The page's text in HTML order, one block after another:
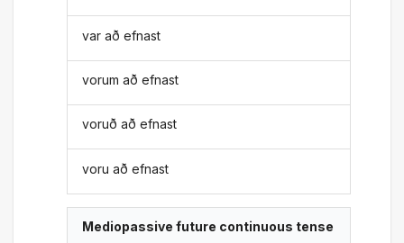
var að efnast
vorum að efnast
voruð að efnast
voru að efnast
Mediopassive future continuous tense